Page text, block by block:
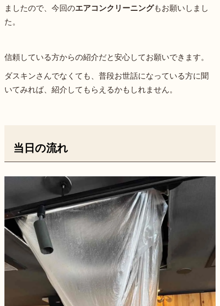
ましたので、今回のエアコンクリーニングもお願いしまし
た。
信頼している方からの紹介だと安心してお願いできます。
ダスキンさんでなくても、普段お世話になっている方に聞
いてみれば、紹介してもらえるかもしれません。
当日の流れ